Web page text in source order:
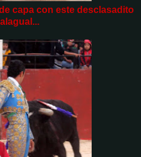
capa con este desclasadito